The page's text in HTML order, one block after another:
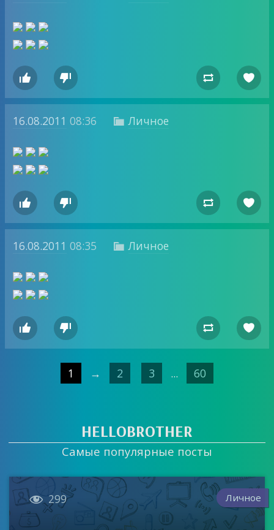
   
16.08.2011 08:36  Личное
   
16.08.2011 08:35  Личное
   
1 → 2 3 ... 60
HELLOBROTHER
Самые популярные посты
 299 Личное